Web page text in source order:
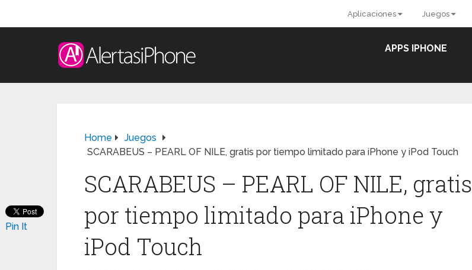
Aplicaciones Juegos
APPS IPHONE
Home
Juegos
SCARABEUS – PEARL OF NILE, gratis por tiempo limitado para iPhone y iPod Touch
SCARABEUS – PEARL OF NILE, gratis
por tiempo limitado para iPhone y
iPod Touch
Pin It